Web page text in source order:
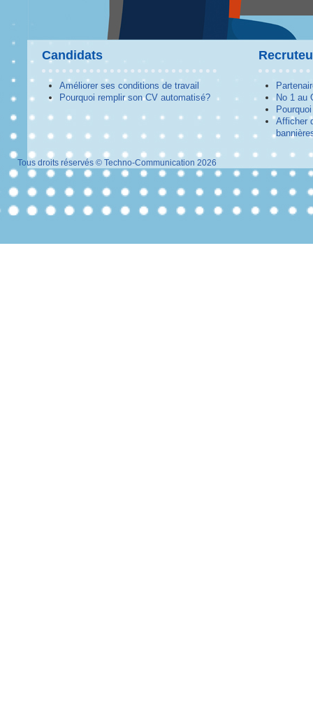
Candidats
Améliorer ses conditions de travail
Pourquoi remplir son CV automatisé?
No 1 au
Afficher
Tous droits réservés © Techno-Communication 2026